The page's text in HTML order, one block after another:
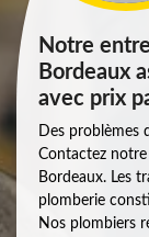
Notre
Bordeaux
avec prix
Des problèmes
Contactez notre
Bordeaux. Les
plomberie
Nos plombiers